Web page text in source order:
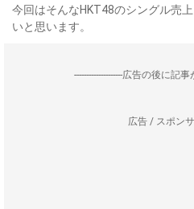
今回はそんなHKT48のシングル売
いと思います。
--------------------広告の後に記事
広告 / スポン